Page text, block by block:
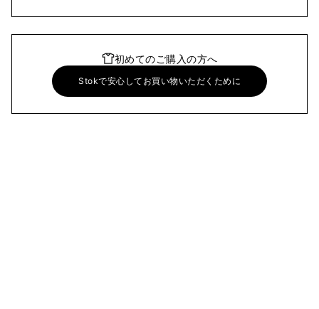
初めてのご購入の方へ
Stokで安心してお買い物いただくために